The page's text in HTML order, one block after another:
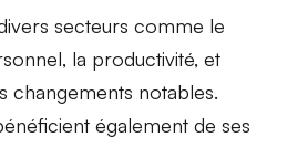
secteurs comme le
la productivité, et
changements notables.
également de ses